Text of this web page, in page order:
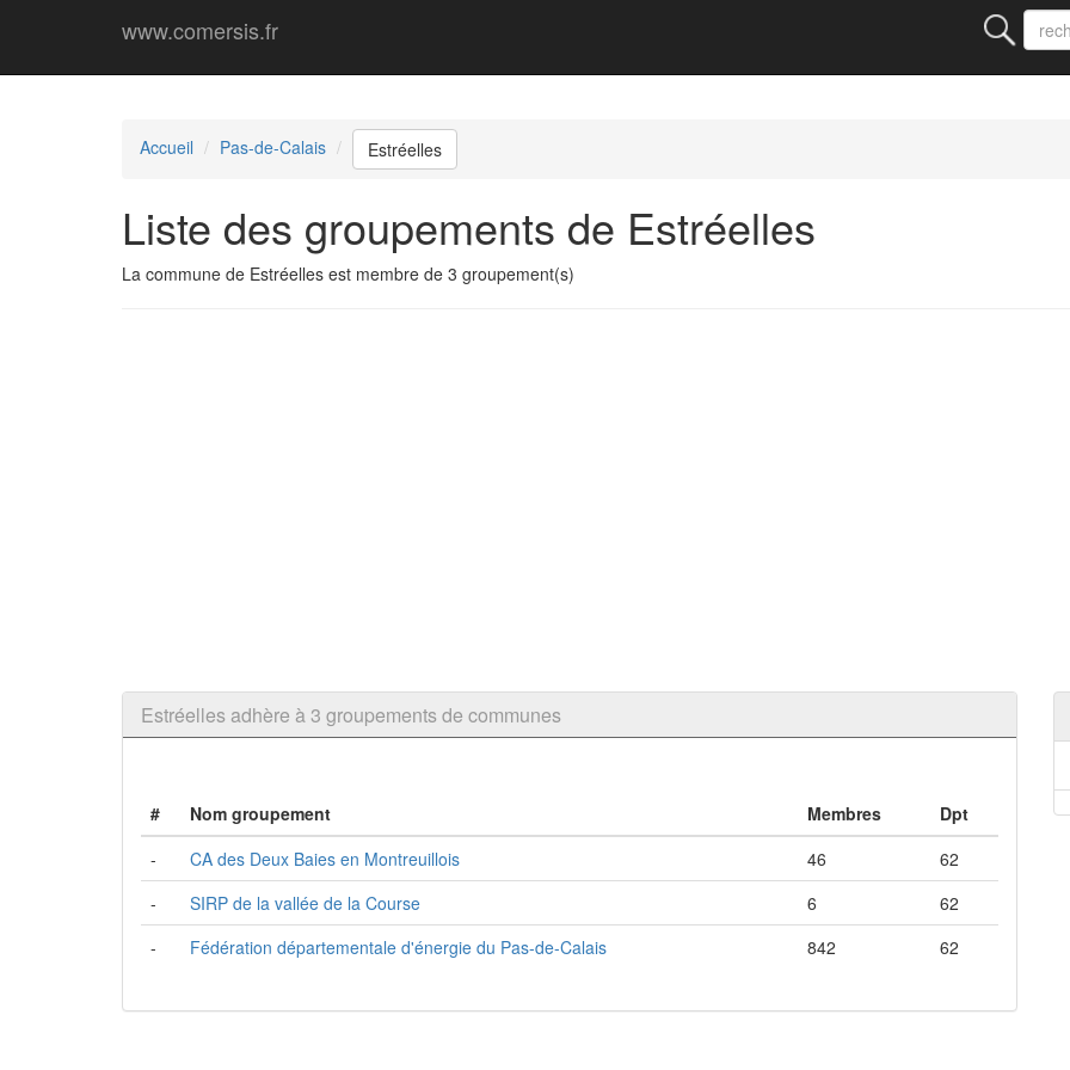
www.comersis.fr
Accueil Pas-de-Calais Estréelles
Liste des groupements de Estréelles
La commune de Estréelles est membre de 3 groupement(s)
Estréelles adhère à 3 groupements de communes
# Nom groupement Membres
Dpt
-
CA des Deux Baies en Montreuillois 46
62
-
SIRP de la vallée de la Course 6
62
-
Fédération départementale d'énergie du Pas-de-Calais 842 62